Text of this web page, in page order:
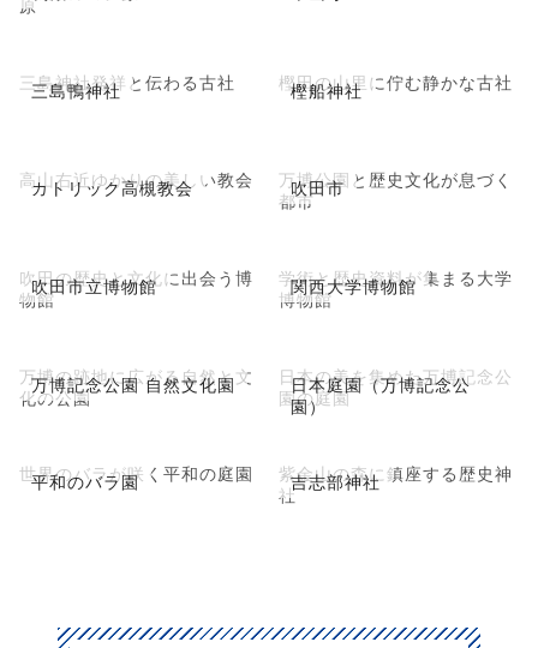
原
三島鴨神社
三島神社発祥と伝わる古社 樫船神社
樫田の山里に佇む静かな古社
カトリック高槻教会
高山右近ゆかりの美しい教会 吹田市
万博公園と歴史文化が息づく
都市
吹田市立博物館
吹田の歴史と文化に出会う博
物館
関西大学博物館
学術と歴史資料が集まる大学
博物館
万博記念公園 自然文化園
万博の跡地に広がる自然と文
化の公園
日本庭園（万博記念公
園）
日本の美を集めた万博記念公
園の庭園
平和のバラ園
世界のバラが咲く平和の庭園 吉志部神社
紫金山の森に鎮座する歴史神
社